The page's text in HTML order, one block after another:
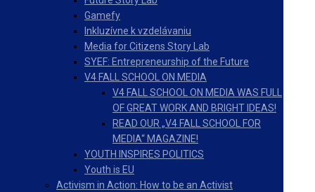
Gamefy
Inkluzívne k vzdelávaniu
Media for Citizens Story Lab
SYEF: Entrepreneurship of the Future
V4 FALL SCHOOL ON MEDIA
V4 FALL SCHOOL ON MEDIA WAS FULL
OF GREAT WORK AND BRIGHT IDEAS!
READ OUR „V4 FALL SCHOOL FOR
MEDIA“ MAGAZINE!
YOUTH INSPIRES POLITICS
Youth is EU
Activism in Action: How to be an Activist